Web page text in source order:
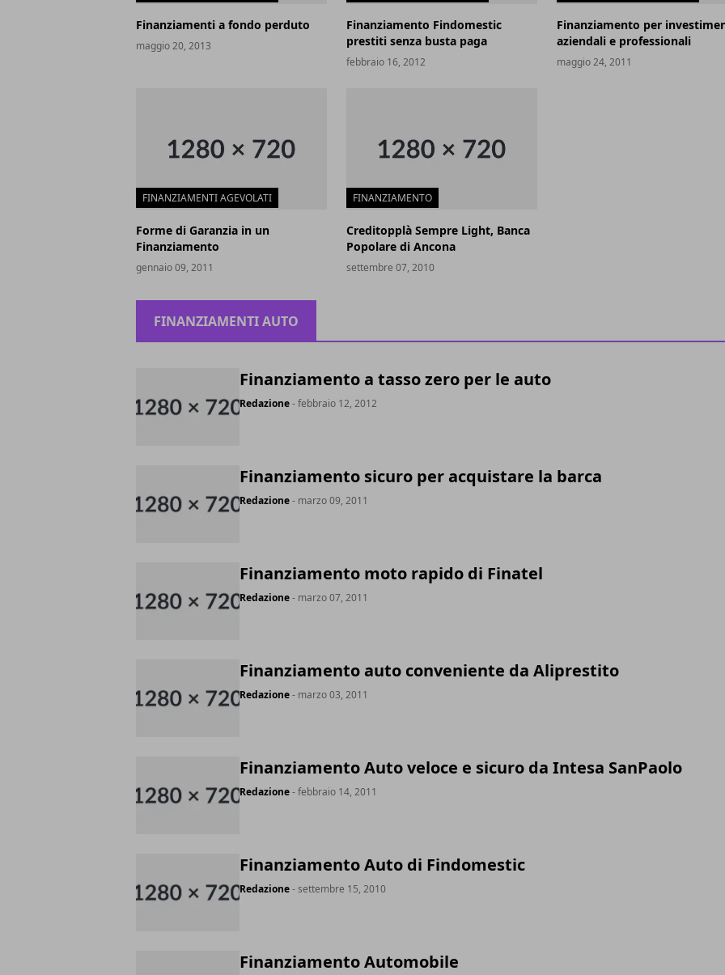
Finanziamenti a fondo perduto
maggio 20, 2013
Finanziamento Findomestic
prestiti senza busta paga
febbraio 16, 2012
Finanziamento per
aziendali e professionali
maggio 24, 2011
FINANZIAMENTI AGEVOLATI
Forme di Garanzia in un
Finanziamento
gennaio 09, 2011
FINANZIAMENTO
Creditopplà Sempre Light, Banca
Popolare di Ancona
settembre 07, 2010
FINANZIAMENTI AUTO
Finanziamento a tasso zero per le auto
Redazione- febbraio 12, 2012
Finanziamento sicuro per acquistare la barca
Redazione- marzo 09, 2011
Finanziamento moto rapido di Finatel
Redazione- marzo 07, 2011
Finanziamento auto conveniente da Aliprestito
Redazione- marzo 03, 2011
Finanziamento Auto veloce e sicuro da Intesa SanPaolo
Redazione- febbraio 14, 2011
Finanziamento Auto di Findomestic
Redazione- settembre 15, 2010
Finanziamento Automobile